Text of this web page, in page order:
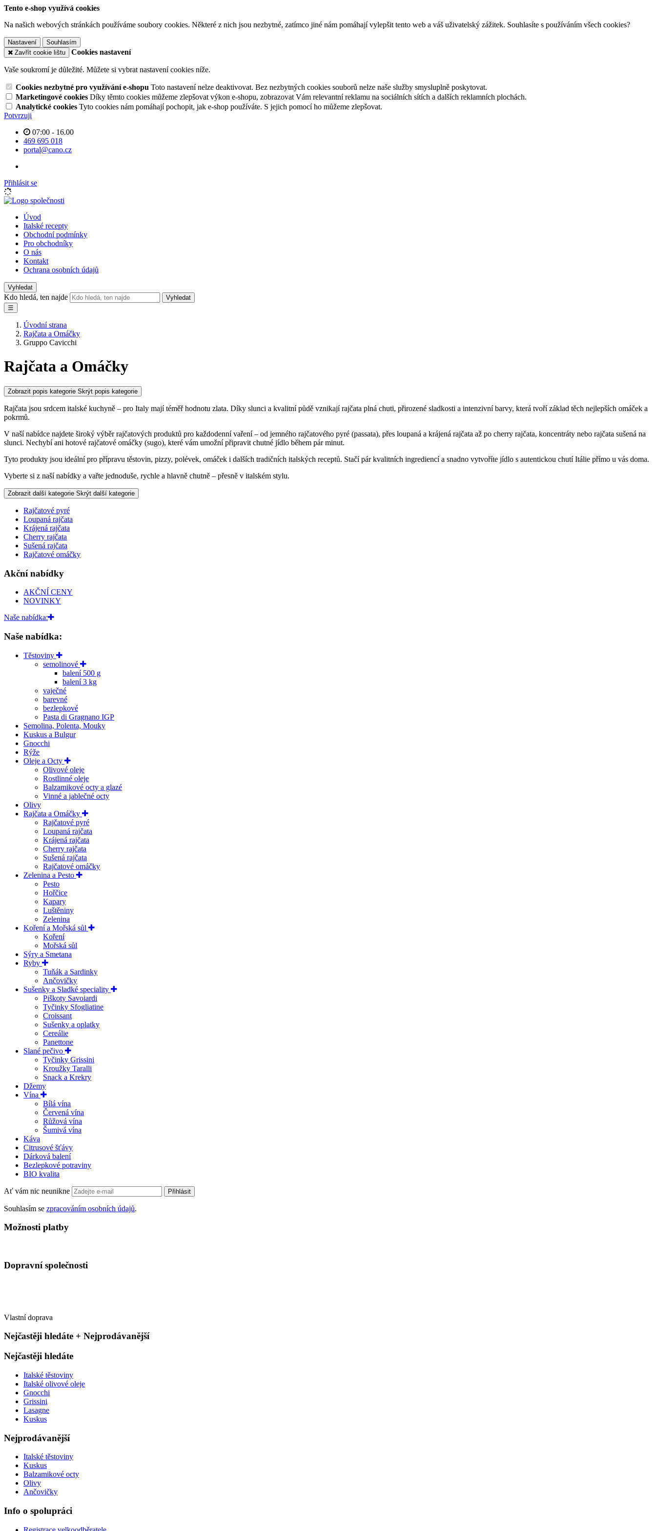
Tento e-shop využívá cookies
Na našich webových stránkách používáme soubory cookies. Některé z nich jsou nezbytné, zatímco jiné nám pomáhají vylepšit tento web a váš uživatelský zážitek. Souhlasíte s používáním všech cookies?
Nastavení
Souhlasím
Zavřít cookie lištu
Cookies nastavení
Vaše soukromí je důležité. Můžete si vybrat nastavení cookies níže.
Cookies nezbytné pro využívání e-shopu Toto nastavení nelze deaktivovat. Bez nezbytných cookies souborů nelze naše služby smysluplně poskytovat.
Marketingové cookies Díky těmto cookies můžeme zlepšovat výkon e-shopu, zobrazovat Vám relevantní reklamu na sociálních sítích a dalších reklamních plochách.
Analytické cookies Tyto cookies nám pomáhají pochopit, jak e-shop používáte. S jejich pomocí ho můžeme zlepšovat.
Potvrzuji
07:00 - 16.00
469 695 018
portal@cano.cz
Přihlásit se
Úvod
Italské recepty
Obchodní podmínky
Pro obchodníky
O nás
Kontakt
Ochrana osobních údajů
Vyhledat
Kdo hledá, ten najde
Vyhledat
☰
Úvodní strana
Rajčata a Omáčky
Gruppo Cavicchi
Rajčata a Omáčky
Zobrazit popis kategorie Skrýt popis kategorie
Rajčata jsou srdcem italské kuchyně – pro Italy mají téměř hodnotu zlata. Díky slunci a kvalitní půdě vznikají rajčata plná chuti, přirozené sladkosti a intenzivní barvy, která tvoří základ těch nejlepších omáček a
pokrmů.
V naší nabídce najdete široký výběr rajčatových produktů pro každodenní vaření – od jemného rajčatového pyré (passata), přes loupaná a krájená rajčata až po cherry rajčata, koncentráty nebo rajčata sušená na
slunci. Nechybí ani hotové rajčatové omáčky (sugo), které vám umožní připravit chutné jídlo během pár minut.
Tyto produkty jsou ideální pro přípravu těstovin, pizzy, polévek, omáček i dalších tradičních italských receptů. Stačí pár kvalitních ingrediencí a snadno vytvoříte jídlo s autentickou chutí Itálie přímo u vás doma.
Vyberte si z naší nabídky a vařte jednoduše, rychle a hlavně chutně – přesně v italském stylu.
Zobrazit další kategorie Skrýt další kategorie
Rajčatové pyré
Loupaná rajčata
Krájená rajčata
Cherry rajčata
Sušená rajčata
Rajčatové omáčky
Akční nabídky
AKČNÍ CENY
NOVINKY
Naše nabídka:
Naše nabídka:
Těstoviny
semolinové
balení 500 g
balení 3 kg
vaječné
barevné
bezlepkové
Pasta di Gragnano IGP
Semolina, Polenta, Mouky
Kuskus a Bulgur
Gnocchi
Rýže
Oleje a Octy
Olivové oleje
Rostlinné oleje
Balzamikové octy a glazé
Vinné a jablečné octy
Olivy
Rajčata a Omáčky
Rajčatové pyré
Loupaná rajčata
Krájená rajčata
Cherry rajčata
Sušená rajčata
Rajčatové omáčky
Zelenina a Pesto
Pesto
Hořčice
Kapary
Luštěniny
Zelenina
Koření a Mořská sůl
Koření
Mořská sůl
Sýry a Smetana
Ryby
Tuňák a Sardinky
Ančovičky
Sušenky a Sladké speciality
Piškoty Savoiardi
Tyčinky Sfogliatine
Croissant
Sušenky a oplatky
Cereálie
Panettone
Slané pečivo
Tyčinky Grissini
Kroužky Taralli
Snack a Krekry
Džemy
Vína
Bílá vína
Červená vína
Růžová vína
Šumivá vína
Káva
Citrusové šťávy
Dárková balení
Bezlepkové potraviny
BIO kvalita
Ať vám nic neunikne Přihlásit
Souhlasím se zpracováním osobních údajů.
Možnosti platby
Dopravní společnosti
Vlastní doprava
Nejčastěji hledáte + Nejprodávanější
Nejčastěji hledáte
Italské těstoviny
Italské olivové oleje
Gnocchi
Grissini
Lasagne
Kuskus
Nejprodávanější
Italské těstoviny
Kuskus
Balzamikové octy
Olivy
Ančovičky
Info o spolupráci